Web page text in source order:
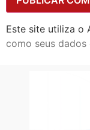
Este site utiliza o
como seus